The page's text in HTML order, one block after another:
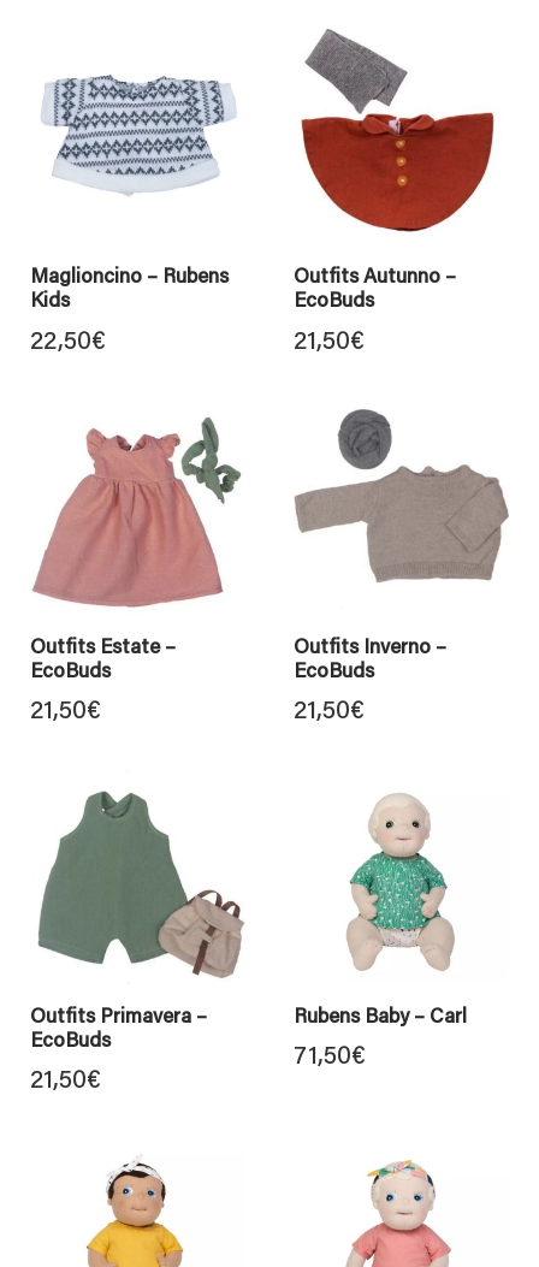
Maglioncino – Rubens
Kids
22,50€
Outfits Autunno –
EcoBuds
21,50€
Outfits Estate –
EcoBuds
21,50€
Outfits Inverno –
EcoBuds
21,50€
Outfits Primavera –
EcoBuds
21,50€
Rubens Baby – Carl
71,50€